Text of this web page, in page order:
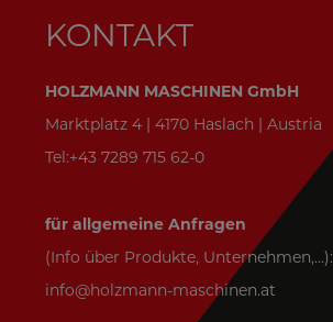
KONTAKT
HOLZMANN MASCHINEN GmbH
Marktplatz 4 | 4170 Haslach | Austria
Tel:+43 7289 715 62-0
für allgemeine Anfragen
(Info über Produkte, Unternehmen,...):
info@holzmann-maschinen.at